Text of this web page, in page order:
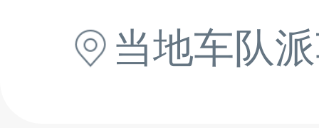
当地车队